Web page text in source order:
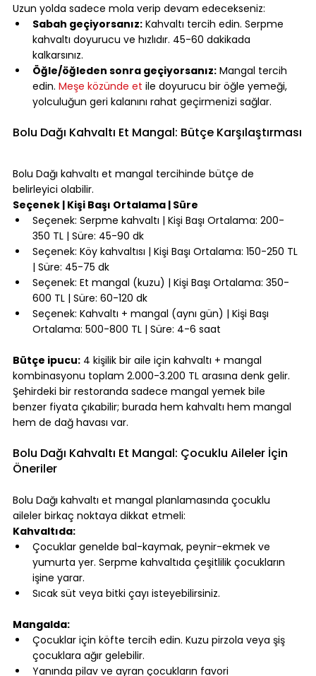
Uzun yolda sadece mola verip devam edecekseniz:
Sabah geçiyorsanız: Kahvaltı tercih edin. Serpme
kahvaltı doyurucu ve hızlıdır. 45-60 dakikada
kalkarsınız.
Öğle/öğleden sonra geçiyorsanız: Mangal tercih
edin. Meşe közünde et ile doyurucu bir öğle yemeği,
yolculuğun geri kalanını rahat geçirmenizi sağlar.
Bolu Dağı Kahvaltı Et Mangal: Bütçe Karşılaştırması
Bolu Dağı kahvaltı et mangal tercihinde bütçe de
belirleyici olabilir.
Seçenek | Kişi Başı Ortalama | Süre
Seçenek: Serpme kahvaltı | Kişi Başı Ortalama: 200-
350 TL | Süre: 45-90 dk
Seçenek: Köy kahvaltısı | Kişi Başı Ortalama: 150-250 TL
| Süre: 45-75 dk
Seçenek: Et mangal (kuzu) | Kişi Başı Ortalama: 350-
600 TL | Süre: 60-120 dk
Seçenek: Kahvaltı + mangal (aynı gün) | Kişi Başı
Ortalama: 500-800 TL | Süre: 4-6 saat
Bütçe ipucu: 4 kişilik bir aile için kahvaltı + mangal
kombinasyonu toplam 2.000-3.200 TL arasına denk gelir.
Şehirdeki bir restoranda sadece mangal yemek bile
benzer fiyata çıkabilir; burada hem kahvaltı hem mangal
hem de dağ havası var.
Bolu Dağı Kahvaltı Et Mangal: Çocuklu Aileler İçin
Öneriler
Bolu Dağı kahvaltı et mangal planlamasında çocuklu
aileler birkaç noktaya dikkat etmeli:
Kahvaltıda:
Çocuklar genelde bal-kaymak, peynir-ekmek ve
yumurta yer. Serpme kahvaltıda çeşitlilik çocukların
işine yarar.
Sıcak süt veya bitki çayı isteyebilirsiniz.
Mangalda:
Çocuklar için köfte tercih edin. Kuzu pirzola veya şiş
çocuklara ağır gelebilir.
Yanında pilav ve ayran çocukların favori